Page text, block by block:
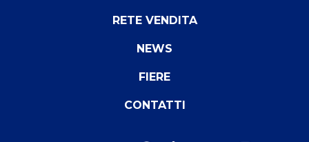
RETE VENDITA
NEWS
FIERE
CONTATTI